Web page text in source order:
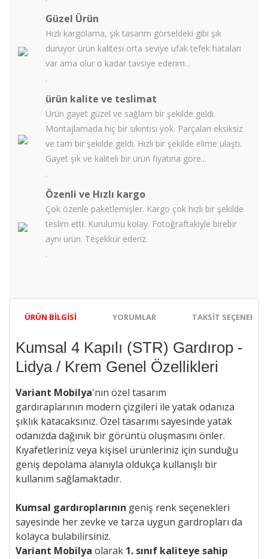
Güzel Ürün
Hızlı kargolama, şık tasarım görseldeki gibi şık
duruyor ürün kalitesi orta seviye ufak tefek hataları
var ama olur o kadar tavsiye ederim...
.
ürün kalite ve teslimat
Ürün gayet güzel ve sağlam bir şekilde geldi.
Montajlamada hiç bir sıkıntısı yok. Parçaları eksiksiz
ve tam bir şekilde geldi. Hızlı bir şekilde elime ulaştı.
Gayet şık ve kaliteli bir ürün fiyatına göre...
.
Özenli ve Hızlı kargo
Çok özenle paketlemişler. Kargo çok hızlı bir şekilde
teslim etti. Kurulumu kolay. Fotoğraftakiyle birebir
aynı ürün. Teşekkür ederiz.
.
ÜRÜN BILGISI YORUMLAR TAKSIT
Kumsal 4 Kapılı (STR) Gardırop -
Lidya / Krem Genel Özellikleri
Variant Mobilya'nın özel tasarım
gardıraplarının modern çizgileri ile yatak odanıza
şıklık katacaksınız. Özel tasarımı sayesinde yatak
odanızda dağınık bir görüntü oluşmasını önler.
Kıyafetleriniz veya kişisel ürünleriniz için sunduğu
geniş depolama alanıyla oldukça kullanışlı bir
kullanım sağlamaktadır.
Kumsal gardıroplarının geniş renk seçenekleri
sayesinde her zevke ve tarza uygun gardropları da
kolayca bulabilirsiniz.
Variant Mobilya olarak 1. sınıf kaliteye sahip